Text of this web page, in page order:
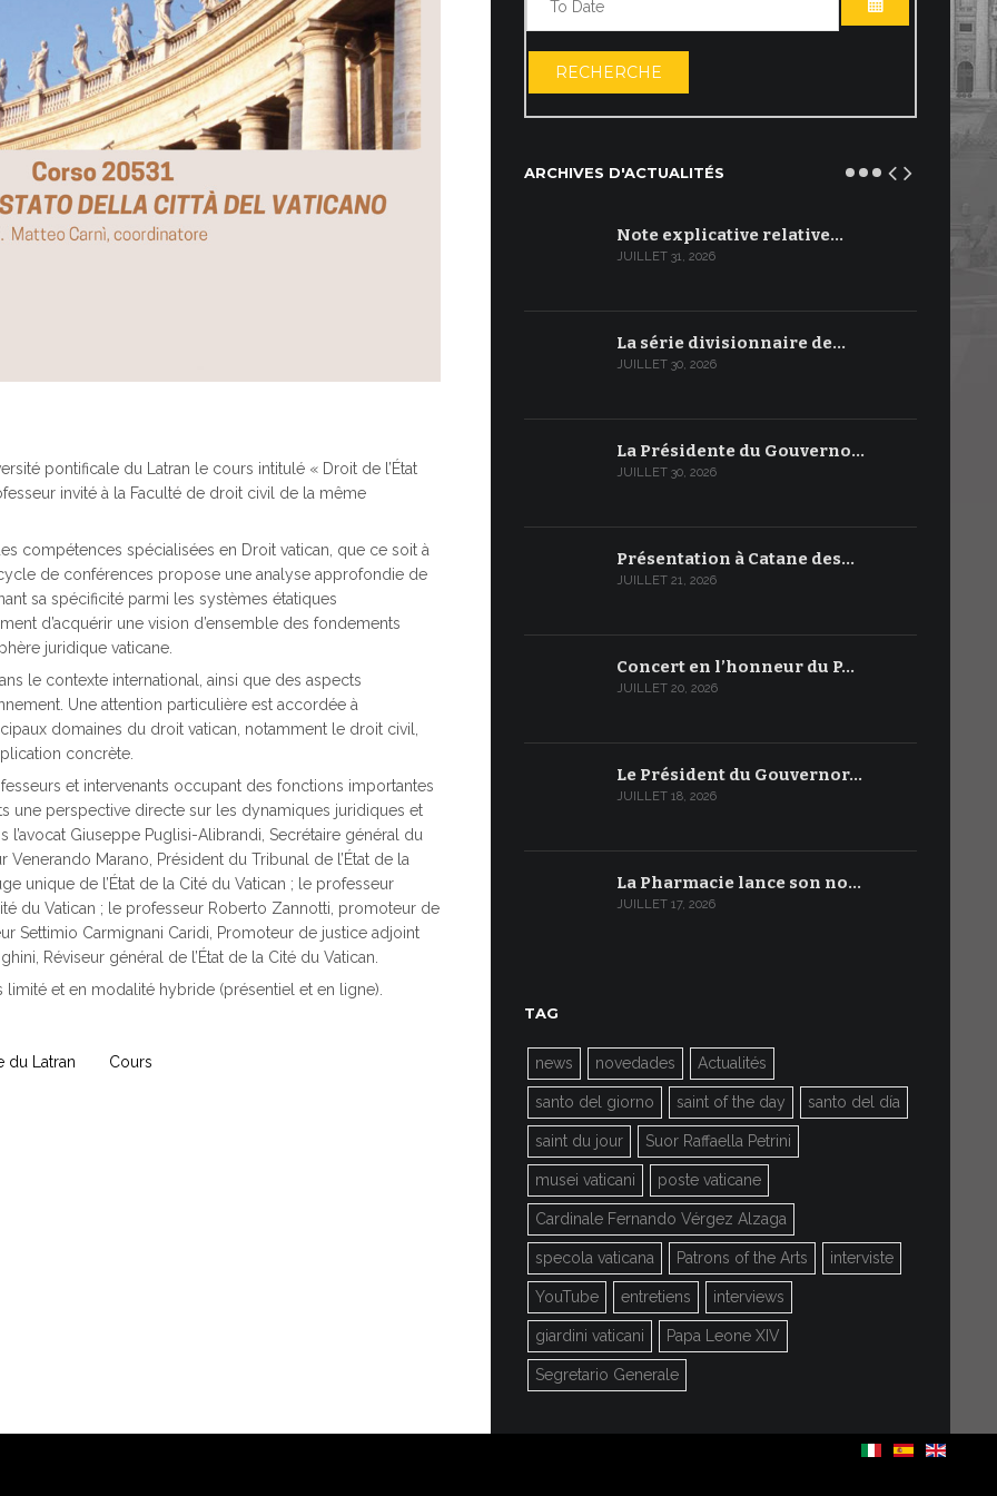
pontificale du Latran le cours intitulé « Droit de l’État
invité à la Faculté de droit civil de la même
compétences spécialisées en Droit vatican, que ce soit à
de conférences propose une analyse approfondie de
sa spécificité parmi les systèmes étatiques
d’acquérir une vision d’ensemble des fondements
juridique vaticane.
le contexte international, ainsi que des aspects
Une attention particulière est accordée à
domaines du droit vatican, notamment le droit civil,
concrète.
et intervenants occupant des fonctions importantes
une perspective directe sur les dynamiques juridiques et
l’avocat Giuseppe Puglisi-Alibrandi, Secrétaire général du
Marano, Président du Tribunal de l’État de la
unique de l’État de la Cité du Vatican ; le professeur
du Vatican ; le professeur Roberto Zannotti, promoteur de
Settimio Carmignani Caridi, Promoteur de justice adjoint
Réviseur général de l’État de la Cité du Vatican.
et en modalité hybride (présentiel et en ligne).
du Latran Cours
OUVRIR LE
RECHERCHE
ARCHIVES D'ACTUALITÉS
Note explicative relative…
JUILLET 31, 2026
La série divisionnaire de…
JUILLET 30, 2026
La Présidente du Gouverno…
JUILLET 30, 2026
Présentation à Catane des…
JUILLET 21, 2026
Concert en l’honneur du P…
JUILLET 20, 2026
Le Président du Gouvernor…
JUILLET 18, 2026
La Pharmacie lance son no…
JUILLET 17, 2026
TAG
news novedades Actualités
santo del giorno saint of the day santo del día
saint du jour Suor Raffaella Petrini
musei vaticani poste vaticane
Cardinale Fernando Vérgez Alzaga
specola vaticana Patrons of the Arts interviste
YouTube entretiens interviews
giardini vaticani Papa Leone XIV
Segretario Generale